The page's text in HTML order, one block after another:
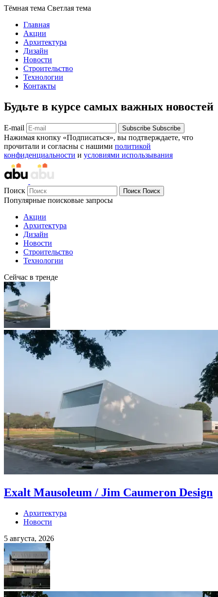
Тёмная тема Светлая тема
Главная
Акции
Архитектура
Дизайн
Новости
Строительство
Технологии
Контакты
Будьте в курсе самых важных новостей
E-mail Subscribe Subscribe
Нажимая кнопку «Подписаться», вы подтверждаете, что
прочитали и согласны с нашими политикой
конфиденциальности и условиями использывания
Поиск Поиск Поиск
Популярные поисковые запросы
Акции
Архитектура
Дизайн
Новости
Строительство
Технологии
Сейчас в тренде
Exalt Mausoleum / Jim Caumeron Design
Архитектура
Новости
5 августа, 2026